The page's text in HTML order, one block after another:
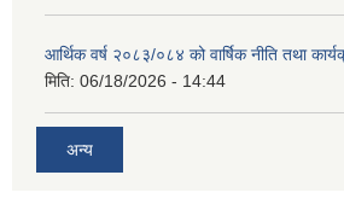
आर्थिक वर्ष २०८३/०८४ को वार्षिक नीति तथा
मिति: 06/18/2026 - 14:44
अन्य